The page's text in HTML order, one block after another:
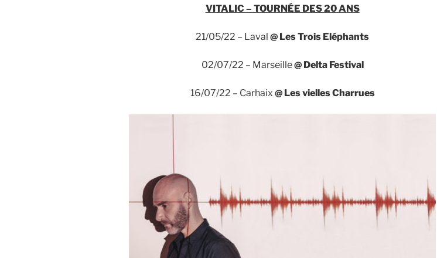
VITALIC – TOURNÉE DES 20 ANS
21/05/22 – Laval@ Les Trois Eléphants
02/07/22 – Marseille@ Delta Festival
16/07/22 – Carhaix @ Les viellesCharrues